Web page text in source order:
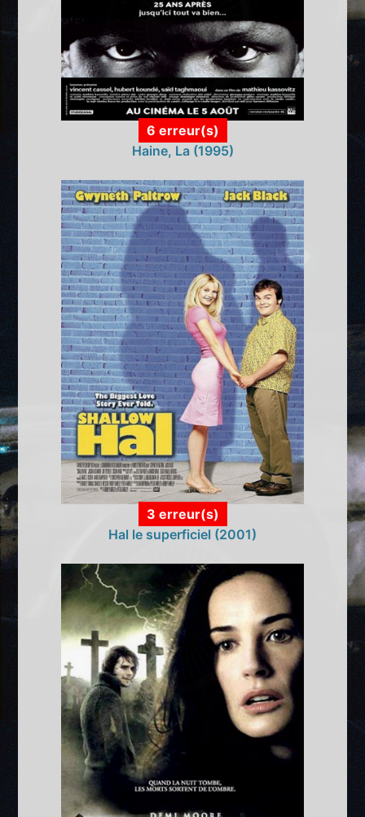
6 erreur(s)
Haine, La (1995)
3 erreur(s)
Hal le superficiel (2001)